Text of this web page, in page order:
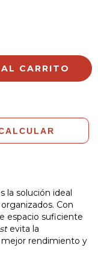
la solución ideal
Con
espacio suficiente
evita la
mejor rendimiento y